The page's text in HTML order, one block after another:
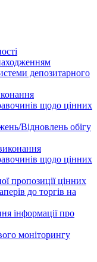
депозитарного
щодо цінних
Відновлень обігу
щодо цінних
пропозиції цінних
до торгів на
інформації про
моніторингу